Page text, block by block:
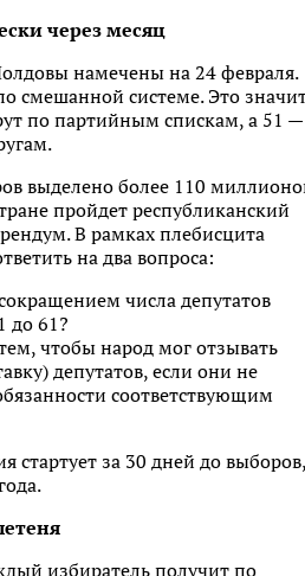
через месяц
намечены на 24 февраля.
смешанной системе. Это
по партийным спискам, а 51 —
выделено более 110
пройдет республиканский
В рамках плебисцита
на два вопроса:
числа депутатов
до 61?
чтобы народ мог отзывать
депутатов, если они не
соответствующим
стартует за 30 дней до выборов,
избиратель получит по